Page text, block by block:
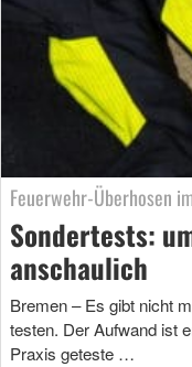
Feuerwehr-Überhosen
Sondertests:
anschaulich
Bremen – Es gibt nicht
testen. Der Aufwand ist
Praxis geteste …